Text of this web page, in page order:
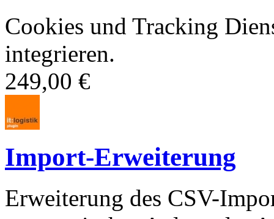
Cookies und Tracking
integrieren.
249,00 €
Import-Erweiterung
Erweiterung des CSV-